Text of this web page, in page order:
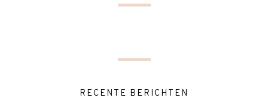
RECENTE BERICHTEN